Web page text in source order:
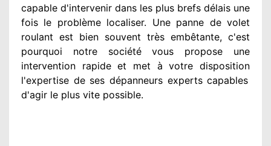
capable d'intervenir dans les plus brefs délais une
fois le problèmelocaliser. Une panne de volet
roulant est bien souvent très embêtante, c'est
pourquoi notre sociétévous propose une
intervention rapide et met à votre disposition
l'expertise de ses dépanneurs expertscapables
d'agir le plus vite possible.